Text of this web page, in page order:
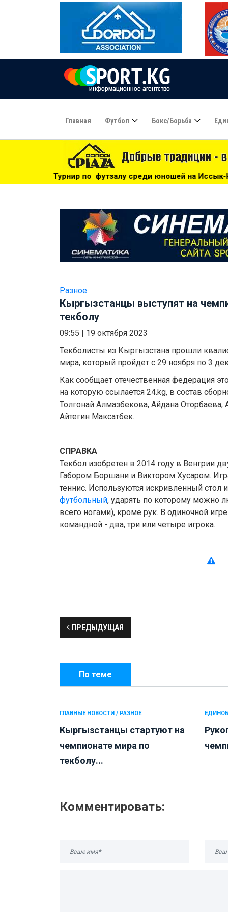
Главная Футбол Бокс/борьба
футзалу среди юношей на Иссык-Куле: «Бишкек» -
Разное
Кыргызстанцы выступят на
текболу
09:55
19 октября 2023
Текболисты из Кыргызстана прошли
мира, который пройдет с 29 ноября по 3
Как сообщает отечественная федерация
на которую ссылается 24.kg, в состав
Толгонай Алмазбекова, Айдана Оторбаева,
Айтегин Максатбек.
СПРАВКА
Текбол изобретен в 2014 году в Венгрии
Габором Боршани и Виктором Хусаром.
теннис. Используются искривленный стол
футбольный, ударять по которому можно
всего ногами), кроме рук. В одиночной
командной - два, три или четыре игрока.
ПРЕДЫДУЩАЯ
По теме
ГЛАВНЫЕ НОВОСТИ / РАЗНОЕ
Кыргызстанцы стартуют на
чемпионате мира по
текболу...
Комментировать: